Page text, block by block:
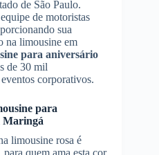
de São Paulo.
de motoristas
sua
na limousine em
para aniversário
de 30 mil
corporativos.
para
Maringá
limousine rosa é